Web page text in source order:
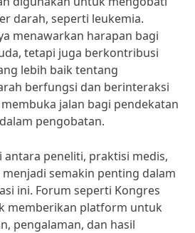
darah, seperti leukemia.
menawarkan harapan bagi
tetapi juga berkontribusi
lebih baik tentang
berfungsi dan berinteraksi
jalan bagi pendekatan
pengobatan.
antara peneliti, praktisi medis,
semakin penting dalam
ini. Forum seperti Kongres
memberikan platform untuk
pengalaman, dan hasil